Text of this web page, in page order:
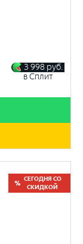
3 998 руб.
в Сплит
СЕГОДНЯ СО
СКИДКОЙ